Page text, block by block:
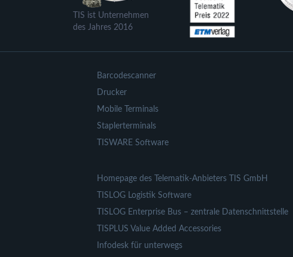
TIS ist Unternehmen
des Jahres 2016
Barcodescanner
Drucker
Mobile Terminals
Staplerterminals
TISWARE Software
Homepage des Telematik-Anbieters TIS GmbH
TISLOG Logistik Software
TISLOG Enterprise Bus – zentrale Datenschnittstelle
TISPLUS Value Added Accessories
Infodesk für unterwegs